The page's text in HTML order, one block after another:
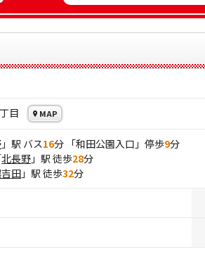
目 MAP
」駅 バス16分 「和田公園入口」停歩9分
北長野 」駅 徒歩28分
田 」駅 徒歩32分